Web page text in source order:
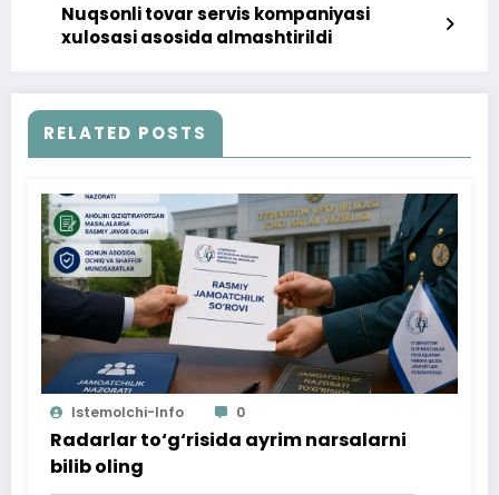
Nuqsonli tovar servis kompaniyasi
xulosasi asosida almashtirildi
RELATED POSTS
Istemolchi-Info 0
Radarlar to‘g‘risida ayrim narsalarni
bilib oling